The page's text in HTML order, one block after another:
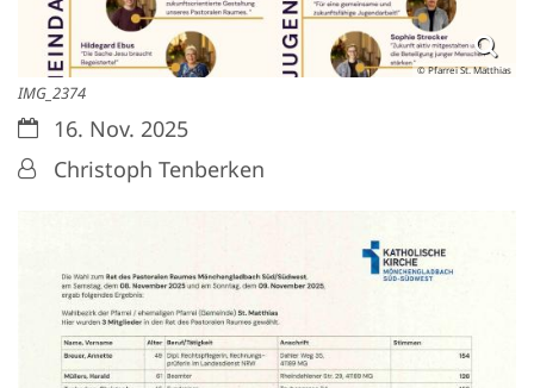
© Pfarrei St. Matthias
IMG_2374
Datum:16. Nov. 2025
Von:Christoph Tenberken